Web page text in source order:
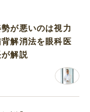
が悪いのは視力
解消法を眼科医
解説